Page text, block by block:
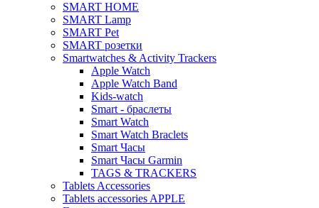
SMART HOME
SMART Lamp
SMART Pet
SMART розетки
Smartwatches & Activity Trackers
Apple Watch
Apple Watch Band
Kids-watch
Smart - браслеты
Smart Watch
Smart Watch Braclets
Smart Часы
Smart Часы Garmin
TAGS & TRACKERS
Tablets Accessories
Tablets accessories APPLE